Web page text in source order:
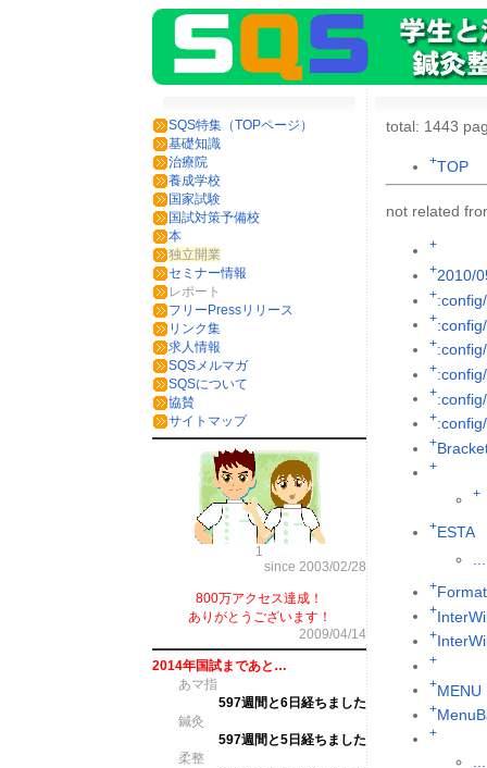
SQS特集（TOPページ）
基礎知識
治療院
養成学校
国家試験
国試対策予備校
本
独立開業
セミナー情報
レポート
フリーPressリリース
リンク集
求人情報
SQSメルマガ
SQSについて
協賛
サイトマップ
1
since 2003/02/28
800万アクセス達成！
ありがとうございます！
2009/04/14
2014年国試まであと…
あマ指
597週間と6日経ちました
鍼灸
597週間と5日経ちました
柔整
total: 1443
+TOP
not related
+
+2010/
+
+
+
+
+
+
+
+
+
+ESTA
+
+
+
+
+MENU
+
+